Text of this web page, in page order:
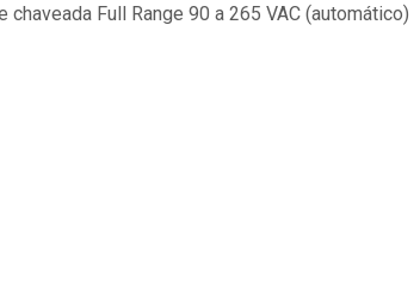
Full Range 90 a 265 VAC (automático)